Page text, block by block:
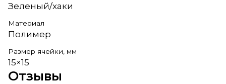
Зеленый/хаки
Материал
Полимер
Размер ячейки, мм
15×15
Отзывы